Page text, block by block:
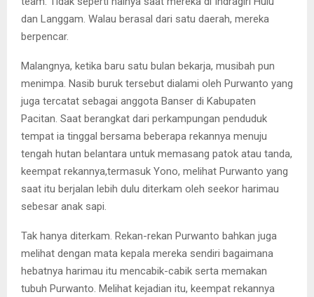
dan Langgam. Walau berasal dari satu daerah, mereka
berpencar.
Malangnya, ketika baru satu bulan bekarja, musibah pun
menimpa. Nasib buruk tersebut dialami oleh Purwanto yang
juga tercatat sebagai anggota Banser di Kabupaten
Pacitan. Saat berangkat dari perkampungan penduduk
tempat ia tinggal bersama beberapa rekannya menuju
tengah hutan belantara untuk memasang patok atau tanda,
keempat rekannya,termasuk Yono, melihat Purwanto yang
saat itu berjalan lebih dulu diterkam oleh seekor harimau
sebesar anak sapi.
Tak hanya diterkam. Rekan-rekan Purwanto bahkan juga
melihat dengan mata kepala mereka sendiri bagaimana
hebatnya harimau itu mencabik-cabik serta memakan
tubuh Purwanto. Melihat kejadian itu, keempat rekannya